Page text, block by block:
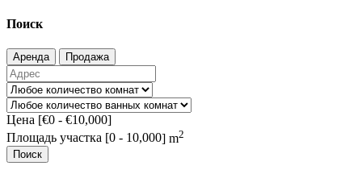
Поиск
Аренда Продажа
Цена [€0 - €10,000]
Площадь участка [0 - 10,000] m2
Поиск